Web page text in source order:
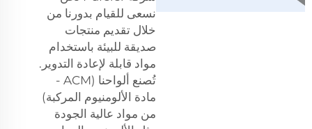
نسعى للقيام بدورنا من
خلال تقديم منتجات
صديقة للبيئة باستخدام
مواد قابلة لإعادة التدوير.
تُصنع ألواحنا (ACM -
مادة الألومنيوم المركبة)
من مواد عالية الجودة